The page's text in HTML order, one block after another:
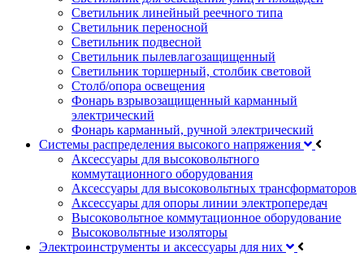
Светильник линейный реечного типа
Светильник переносной
Светильник подвесной
Светильник пылевлагозащищенный
Светильник торшерный, столбик световой
Столб/опора освещения
Фонарь взрывозащищенный карманный
электрический
Фонарь карманный, ручной электрический
Системы распределения высокого напряжения
Аксессуары для высоковольтного
коммутационного оборудования
Аксессуары для высоковольтных трансформаторов
Аксессуары для опоры линии электропередач
Высоковольтное коммутационное оборудование
Высоковольтные изоляторы
Электроинструменты и аксессуары для них